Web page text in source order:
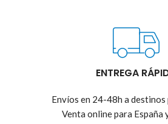
ENTREGA
Envíos en 24-48h a destinos
Venta online para España